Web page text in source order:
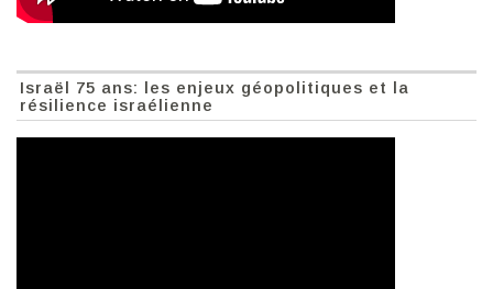
Israël 75 ans: les enjeux géopolitiques et la
résilience israélienne